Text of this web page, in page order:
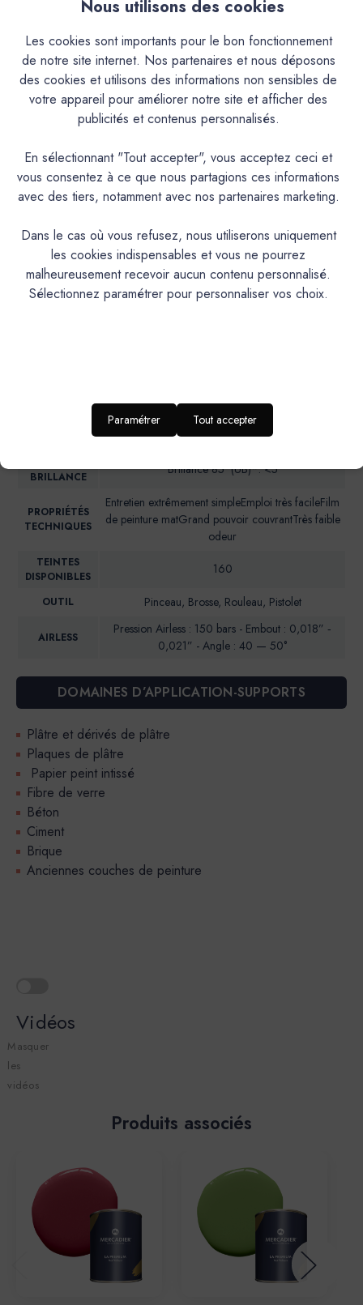
Caractéristiques
Documentation Technique
Couleurs & Échantillons
La Premium est une peinture acrylique très lavable mate en
bains aux propriétés d'entretien remarquables. Convient
également aux espaces humides
PRODUIT
Aspect mat soyeux
BRILLANCE
Brillance 85° (UB)*: <5
PROPRIÉTÉS
TECHNIQUES
Entretien extrêmement simpleEmploi très facileFilm
de peinture matGrand pouvoir couvrantTrès faible
odeur
TEINTES
DISPONIBLES
160
OUTIL Pinceau, Brosse, Rouleau, Pistolet
AIRLESS
Pression Airless : 150 bars - Embout : 0,018” ‐
0,021” - Angle : 40 — 50°
DOMAINES D’APPLICATION-SUPPORTS
Plâtre et dérivés de plâtre
Plaques de plâtre
Papier peint intissé
Fibre de verre
Béton
Ciment
Brique
Anciennes couches de peinture
Vidéos
Masquer
les
vidéos
Produits associés
Nous utilisons des cookies
Les cookies sont importants pour le bon fonctionnement
de notre site internet. Nos partenaires et nous déposons
des cookies et utilisons des informations non sensibles de
votre appareil pour améliorer notre site et afficher des
publicités et contenus personnalisés.
En sélectionnant "Tout accepter", vous acceptez ceci et
vous consentez à ce que nous partagions ces informations
avec des tiers, notamment avec nos partenaires marketing.
Dans le cas où vous refusez, nous utiliserons uniquement
les cookies indispensables et vous ne pourrez
malheureusement recevoir aucun contenu personnalisé.
Sélectionnez paramétrer pour personnaliser vos choix.
Paramétrer Tout accepter